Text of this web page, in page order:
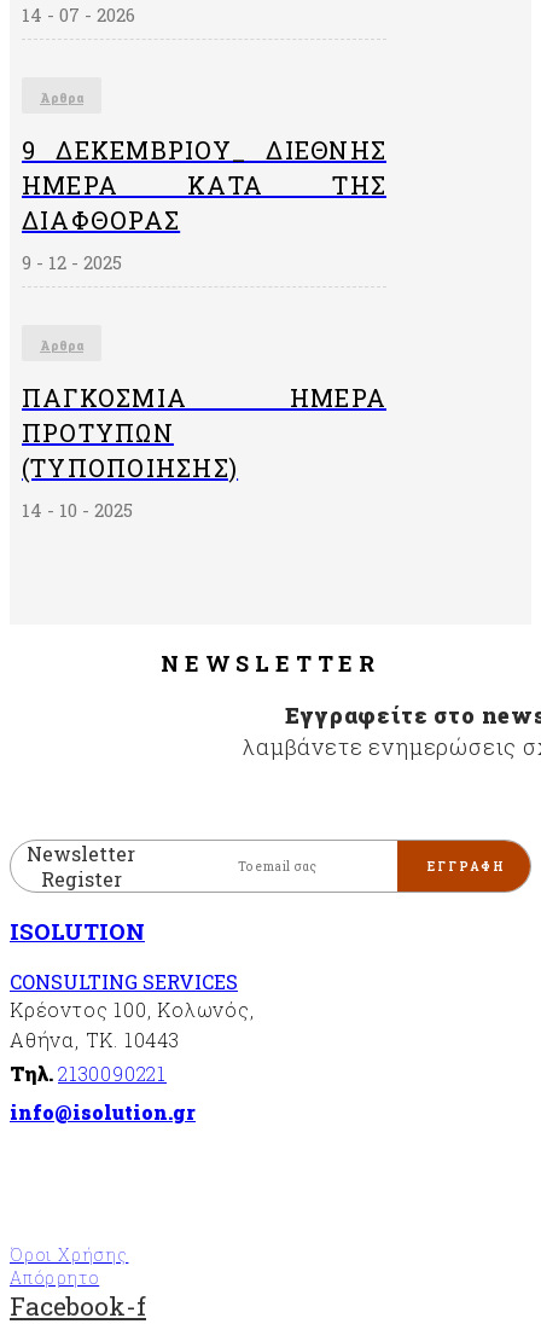
14 - 07 - 2026
Άρθρα
9 ΔΕΚΕΜΒΡΙΟΥ_ ΔΙΕΘΝΗΣ
ΗΜΕΡΑ ΚΑΤΑ ΤΗΣ
ΔΙΑΦΘΟΡΑΣ
9 - 12 - 2025
Άρθρα
ΠΑΓΚΌΣΜΙΑ ΗΜΈΡΑ
ΠΡΟΤΎΠΩΝ
(ΤΥΠΟΠΟΊΗΣΗΣ)
14 - 10 - 2025
NEWSLETTER
Εγγραφείτε στο
λαμβάνετε ενημερώσεις
Newsletter
Register
ISOLUTION
CONSULTING SERVICES
Κρέοντος 100, Κολωνός,
Αθήνα, ΤΚ. 10443
Τηλ.2130090221
info@isolution.gr
Όροι Χρήσης
Απόρρητο
Facebook-f